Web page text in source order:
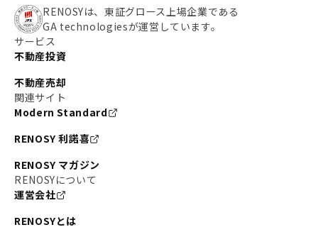
RENOSYは、東証グロース上場企業である
GA technologiesが運営しています。
サービス
不動産投資
不動産売却
関連サイト
Modern Standard
RENOSY 利諾喜
RENOSY マガジン
RENOSYについて
運営会社
RENOSYとは